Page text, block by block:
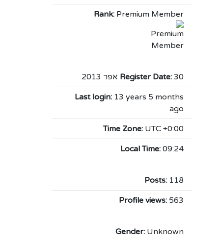
Rank: Premium Member
Register Date: 30 אפר 2013
Last login: 13 years 5 months
ago
Time Zone: UTC +0:00
Local Time: 09:24
Posts: 118
Profile views: 563
Gender: Unknown